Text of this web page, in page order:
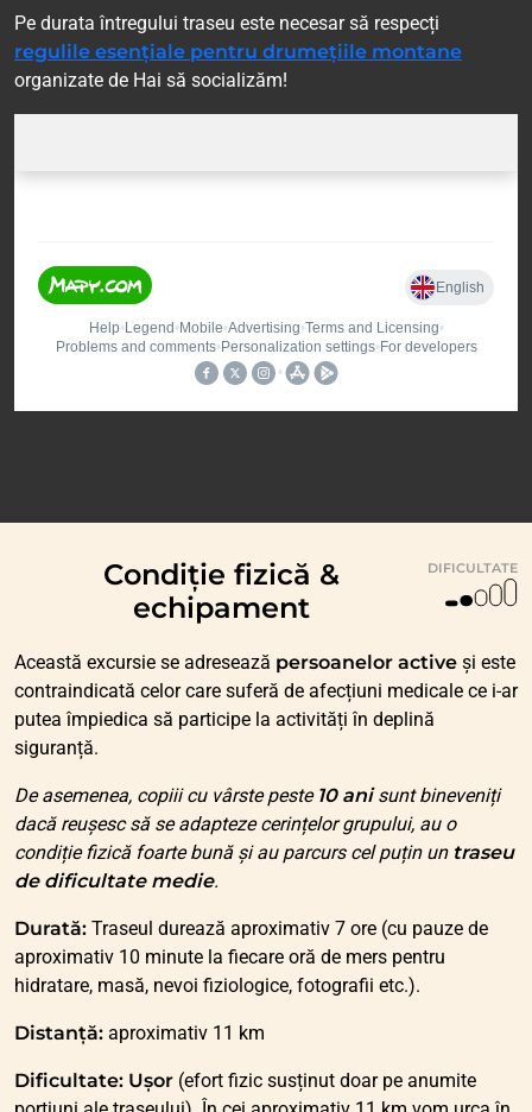
Pe durata întregului traseu este necesar să respecți
regulile esențiale pentru drumețiile montane
organizate de Hai să socializăm!
Condiție fizică &
echipament
DIFICULTATE
Această excursie se adresează persoanelor active și este
contraindicată celor care suferă de afecțiuni medicale ce i-ar
putea împiedica să participe la activități în deplină
siguranță.
De asemenea, copiii cu vârste peste 10 anisunt bineveniți
dacă reușesc să se adapteze cerințelor grupului, au o
condiție fizică foarte bună și au parcurs cel puțin un traseu
de dificultate medie.
Durată: Traseul durează aproximativ 7 ore (cu pauze de
aproximativ 10 minute la fiecare oră de mers pentru
hidratare, masă, nevoi fiziologice, fotografii etc.).
Distanță: aproximativ 11 km
Dificultate: Ușor (efort fizic susținut doar pe anumite